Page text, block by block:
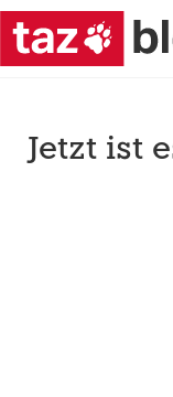
Jetzt ist